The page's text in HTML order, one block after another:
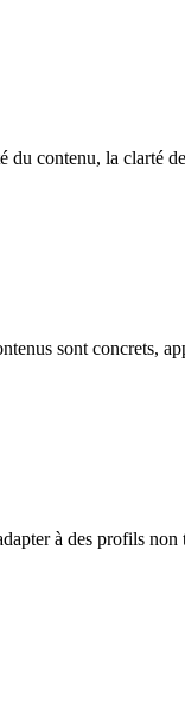
contenu, la clarté
sont concrets,
à des profils non